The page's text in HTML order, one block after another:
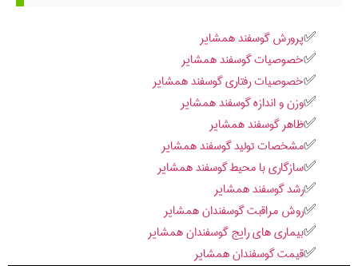
پرورش گوسفند همشایر
خصوصیات گوسفند همشایر
خصوصیات رفتاری گوسفند همشایر
وزن و اندازه گوسفند همشایر
ظاهر گوسفند همشایر
مشخصات تولید گوسفند همشایر
سازگاری با محیط گوسفند همشایر
رشد گوسفند همشایر
روش مراقبت گوسفندان همشایر
بیماری های رایج گوسفندان همشایر
قیمت گوسفندان همشایر